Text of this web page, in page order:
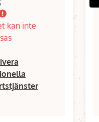
kan inte